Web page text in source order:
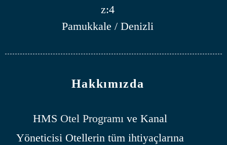
z:4
Pamukkale / Denizli
Hakkımızda
HMS Otel Programı ve Kanal
Yöneticisi Otellerin tüm ihtiyaçlarına